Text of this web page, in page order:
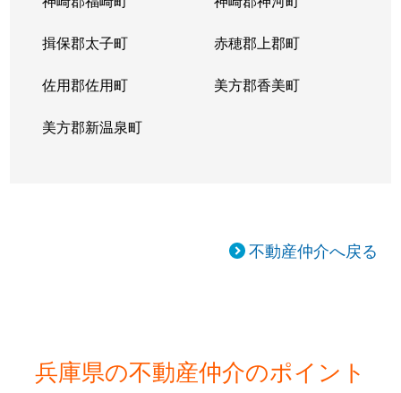
揖保郡太子町 赤穂郡上郡町
佐用郡佐用町 美方郡香美町
美方郡新温泉町
不動産仲介へ戻る
兵庫県の不動産仲介のポイント